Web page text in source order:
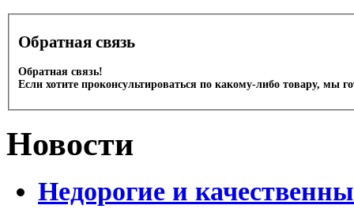
Обратная связь
Обратная связь!
Если хотите проконсультироваться по какому-либо товару, мы
Новости
Недорогие и